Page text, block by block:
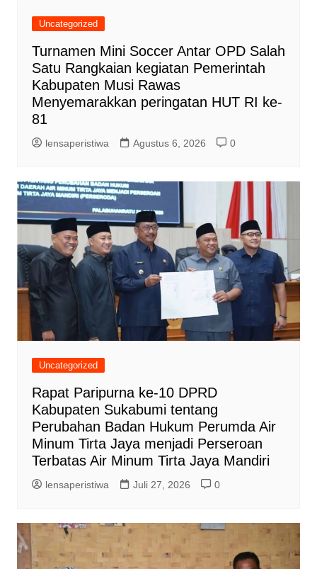
Uncategorized
Turnamen Mini Soccer Antar OPD Salah
Satu Rangkaian kegiatan Pemerintah
Kabupaten Musi Rawas
Menyemarakkan peringatan HUT RI ke-
81
lensaperistiwa Agustus 6, 2026 0
Uncategorized
Rapat Paripurna ke-10 DPRD
Kabupaten Sukabumi tentang
Perubahan Badan Hukum Perumda Air
Minum Tirta Jaya menjadi Perseroan
Terbatas Air Minum Tirta Jaya Mandiri
lensaperistiwa Juli 27, 2026 0